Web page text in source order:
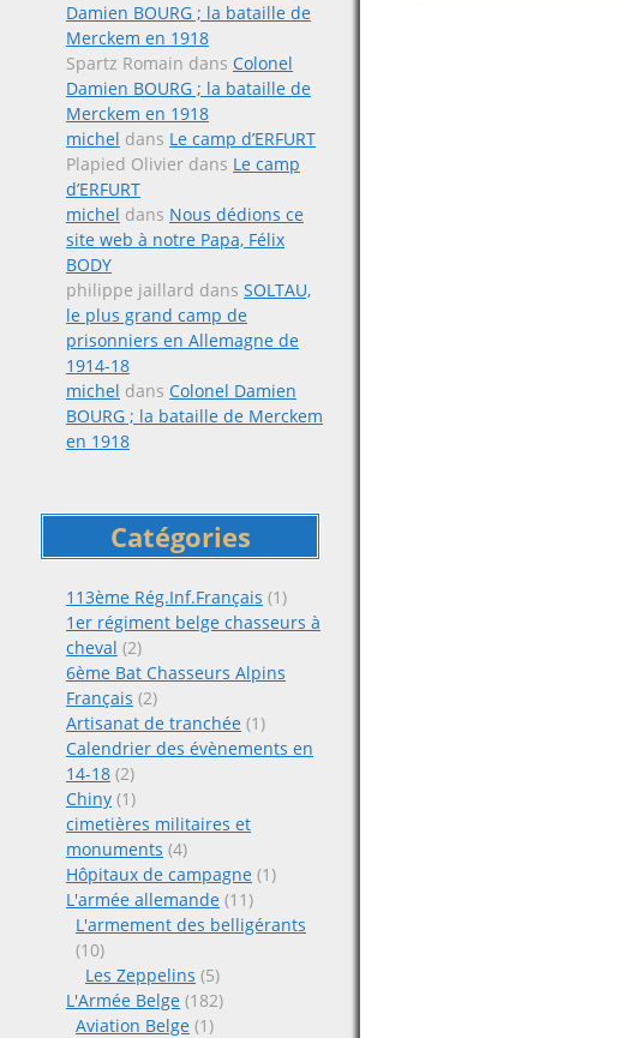
Damien BOURG ; la bataille de
Merckem en 1918
Spartz Romain dans Colonel
Damien BOURG ; la bataille de
Merckem en 1918
michel dans Le camp d’ERFURT
Plapied Olivier dans Le camp
d’ERFURT
michel dans Nous dédions ce
site web à notre Papa, Félix
BODY
philippe jaillard dans SOLTAU,
le plus grand camp de
prisonniers en Allemagne de
1914-18
michel dans Colonel Damien
BOURG ; la bataille de Merckem
en 1918
Catégories
113ème Rég.Inf.Français (1)
1er régiment belge chasseurs à
cheval (2)
6ème Bat Chasseurs Alpins
Français (2)
Artisanat de tranchée (1)
Calendrier des évènements en
14-18 (2)
Chiny (1)
cimetières militaires et
monuments (4)
Hôpitaux de campagne (1)
L'armée allemande (11)
L'armement des belligérants
(10)
Les Zeppelins (5)
L'Armée Belge (182)
Aviation Belge (1)